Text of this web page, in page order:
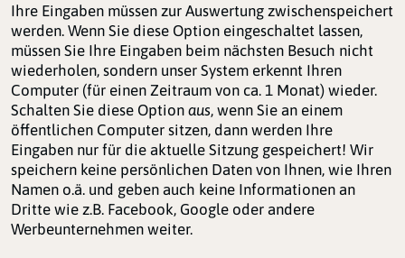
Ihre Eingaben müssen zur Auswertung zwischenspeichert
werden. Wenn Sie diese Option eingeschaltet lassen,
müssen Sie Ihre Eingaben beim nächsten Besuch nicht
wiederholen, sondern unser System erkennt Ihren
Computer (für einen Zeitraum von ca. 1 Monat) wieder.
Schalten Sie diese Option aus, wenn Sie an einem
öffentlichen Computer sitzen, dann werden Ihre
Eingaben nur für die aktuelle Sitzung gespeichert! Wir
speichern keine persönlichen Daten von Ihnen, wie Ihren
Namen o.ä. und geben auch keine Informationen an
Dritte wie z.B. Facebook, Google oder andere
Werbeunternehmen weiter.